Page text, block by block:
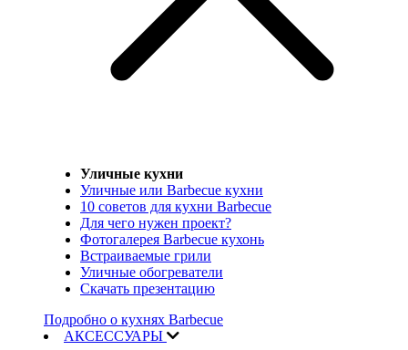
Уличные кухни
Уличные или Barbecue кухни
10 советов для кухни Barbecue
Для чего нужен проект?
Фотогалерея Barbecue кухонь
Встраиваемые грили
Уличные обогреватели
Скачать презентацию
Подробно о кухнях Barbecue
АКСЕССУАРЫ